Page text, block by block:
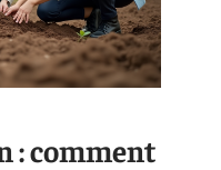
: comment